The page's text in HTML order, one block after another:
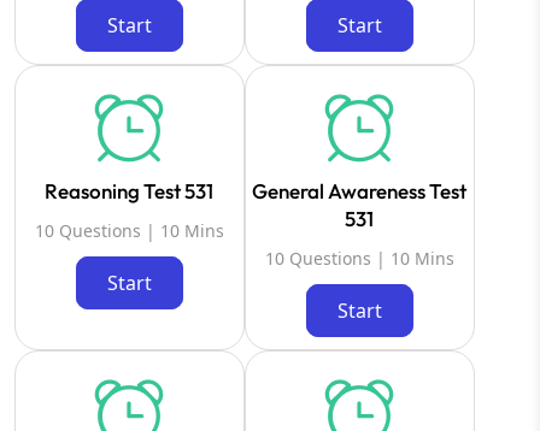
Start Start
Reasoning Test 531
10 Questions | 10 Mins
Start
General Awareness Test
531
10 Questions | 10 Mins
Start